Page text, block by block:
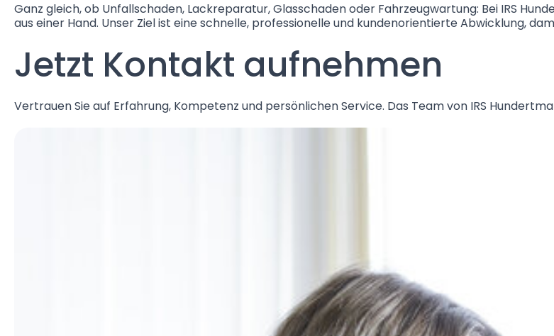
Ganz gleich, ob Unfallschaden, Lackreparatur, Glasschaden oder Fahrzeugwartung: Bei IRS
aus einer Hand. Unser Ziel ist eine schnelle, professionelle und kundenorientierte Abwicklung,
Jetzt Kontakt aufnehmen
Vertrauen Sie auf Erfahrung, Kompetenz und persönlichen Service. Das Team von IRS